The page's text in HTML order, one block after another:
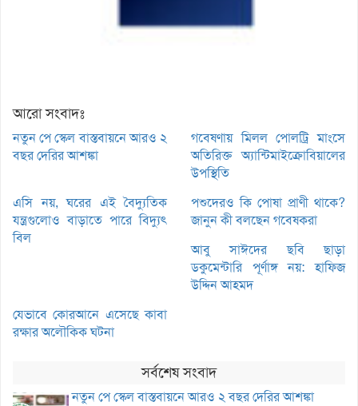
আরো সংবাদঃ
নতুন পে স্কেল বাস্তবায়নে আরও ২
বছর দেরির আশঙ্কা
গবেষণায় মিলল পোলট্রি মাংসে
অতিরিক্ত অ্যান্টিমাইক্রোবিয়ালের
উপস্থিতি
এসি নয়, ঘরের এই বৈদ্যুতিক
যন্ত্রগুলোও বাড়াতে পারে বিদ্যুৎ
বিল
পশুদেরও কি পোষা প্রাণী থাকে?
জানুন কী বলছেন গবেষকরা
আবু সাঈদের ছবি ছাড়া
ডকুমেন্টারি পূর্ণাঙ্গ নয়: হাফিজ
উদ্দিন আহমদ
যেভাবে কোরআনে এসেছে কাবা
রক্ষার অলৌকিক ঘটনা
সর্বশেষ সংবাদ
নতুন পে স্কেল বাস্তবায়নে আরও ২ বছর দেরির আশঙ্কা